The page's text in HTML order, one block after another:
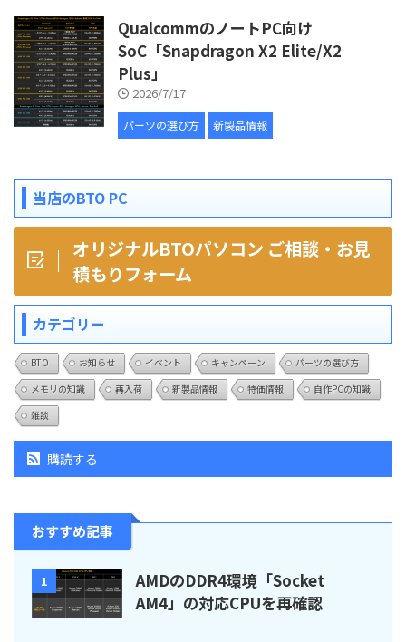
QualcommのノートPC向け
SoC「Snapdragon X2 Elite/X2
Plus」
2026/7/17
パーツの選び方 新製品情報
当店のBTO PC
オリジナルBTOパソコン ご相談・お見
積もりフォーム
カテゴリー
BTO お知らせ イベント キャンペーン
パーツの選び方
メモリの知識
再入荷 新製品情報 特価情報
自作PCの知識
雑談
購読する
おすすめ記事
1
AMDのDDR4環境「Socket
AM4」の対応CPUを再確認